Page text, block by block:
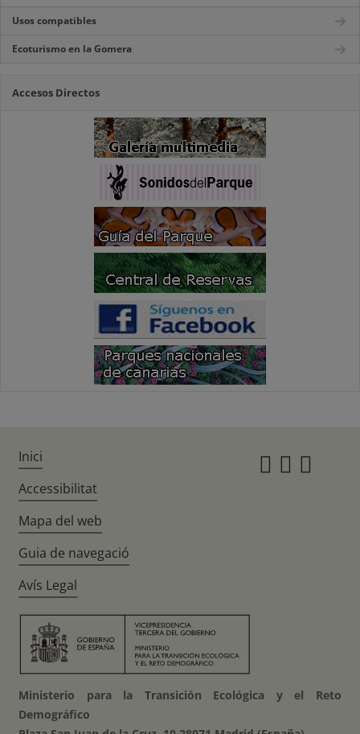
Usos compatibles
Ecoturismo en la Gomera
Accesos Directos
Inici
Accessibilitat
Mapa del web
Guia de navegació
Avís Legal
Ministerio para la Transición Ecológica y el Reto
Demográfico